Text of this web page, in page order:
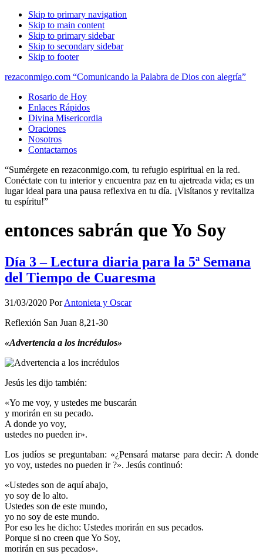
Skip to primary navigation
Skip to main content
Skip to primary sidebar
Skip to secondary sidebar
Skip to footer
rezaconmigo.com “Comunicando la Palabra de Dios con alegría”
Rosario de Hoy
Enlaces Rápidos
Divina Misericordia
Oraciones
Nosotros
Contactarnos
“Sumérgete en rezaconmigo.com, tu refugio espiritual en la red.
Conéctate con tu interior y encuentra paz en tu ajetreada vida; es un
lugar ideal para una pausa reflexiva en tu día. ¡Visítanos y revitaliza
tu espíritu!”
entonces sabrán que Yo Soy
Día 3 – Lectura diaria para la 5ª Semana
del Tiempo de Cuaresma
31/03/2020 PorAntonieta y Oscar
Reflexión San Juan 8,21-30
«Advertencia a los incrédulos»
Jesús les dijo también:
«Yo me voy, y ustedes me buscarán
y morirán en su pecado.
A donde yo voy,
ustedes no pueden ir».
Los judíos se preguntaban: «¿Pensará matarse para decir: A donde
yo voy, ustedes no pueden ir ?». Jesús continuó:
«Ustedes son de aquí abajo,
yo soy de lo alto.
Ustedes son de este mundo,
yo no soy de este mundo.
Por eso les he dicho: Ustedes morirán en sus pecados.
Porque si no creen que Yo Soy,
morirán en sus pecados».